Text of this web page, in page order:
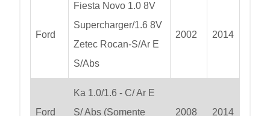
Ford
Fiesta Novo 1.0 8V
Supercharger/1.6 8V
Zetec Rocan-S/Ar E
S/Abs
2002 2014
Ford
Ka 1.0/1.6 - C/ Ar E
S/ Abs (Somente
2008 2014